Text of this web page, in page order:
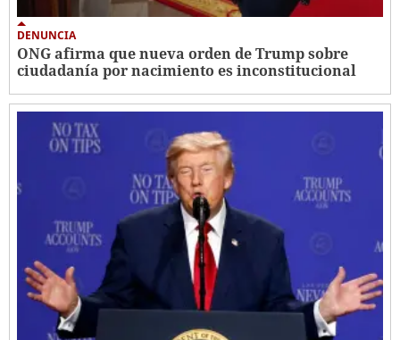
DENUNCIA
ONG afirma que nueva orden de Trump sobre
ciudadanía por nacimiento es inconstitucional